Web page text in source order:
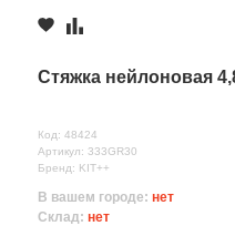
Стяжка нейлоновая
Код: 48424
Артикул: 333GR30
Бренд: KIT++
В вашем городе: нет
Склад: нет